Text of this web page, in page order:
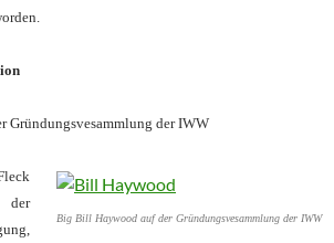
Gründungsvesammlung der IWW
Big Bill Haywood auf der Gründungsvesammlung der IWW
der
g,